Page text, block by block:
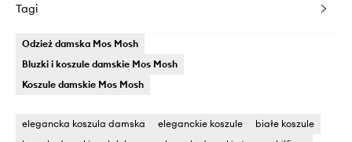
Tagi
Odzież damska Mos Mosh
Bluzki i koszule damskie Mos Mosh
Koszule damskie Mos Mosh
elegancka koszula damska eleganckie koszule
białe koszule